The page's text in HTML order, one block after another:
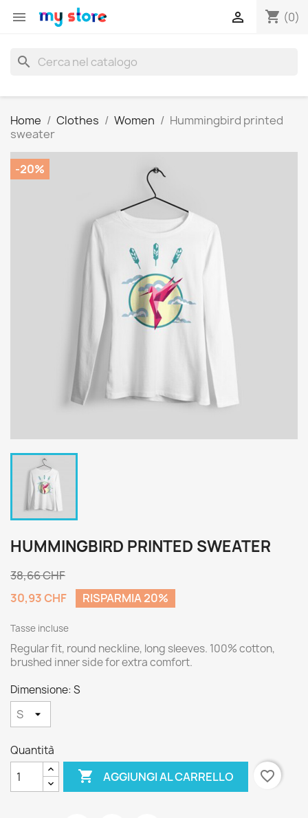
 shopping_cart (0)

search
Home Clothes Women
Hummingbird printed
sweater
-20%
HUMMINGBIRD PRINTED SWEATER
38,66 CHF
30,93 CHF
RISPARMIA 20%
Tasse incluse
Regular fit, round neckline, long sleeves. 100% cotton,
brushed inner side for extra comfort.
Dimensione: S
Quantità
 AGGIUNGI AL CARRELLO favorite_border